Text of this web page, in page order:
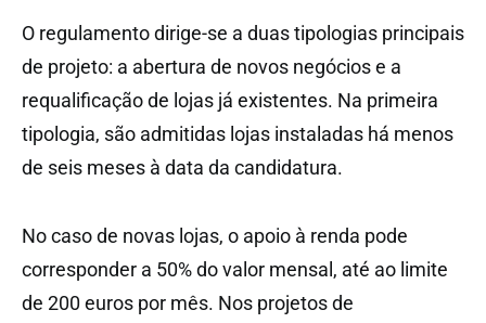
O regulamento dirige-se a duas tipologias principais
de projeto: a abertura de novos negócios e a
requalificação de lojas já existentes. Na primeira
tipologia, são admitidas lojas instaladas há menos
de seis meses à data da candidatura.
No caso de novas lojas, o apoio à renda pode
corresponder a 50% do valor mensal, até ao limite
de 200 euros por mês. Nos projetos de